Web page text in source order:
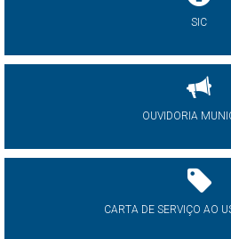
SIC
OUVIDORIA
CARTA DE SERVIÇO AO